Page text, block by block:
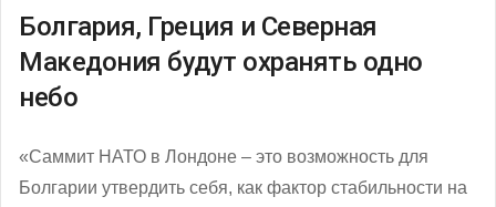
Болгария, Греция и Северная
Македония будут охранять одно
небо
«Саммит НАТО в Лондоне – это возможность для
Болгарии утвердить себя, как фактор стабильности на